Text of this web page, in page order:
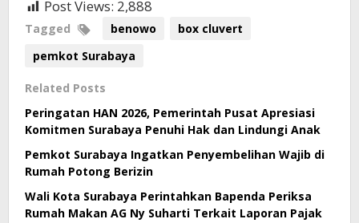
Post Views: 2,888
Tagged benowo
box cluvert
pemkot Surabaya
Related Posts
Peringatan HAN 2026, Pemerintah Pusat Apresiasi
Komitmen Surabaya Penuhi Hak dan Lindungi Anak
Pemkot Surabaya Ingatkan Penyembelihan Wajib di
Rumah Potong Berizin
Wali Kota Surabaya Perintahkan Bapenda Periksa
Rumah Makan AG Ny Suharti Terkait Laporan Pajak